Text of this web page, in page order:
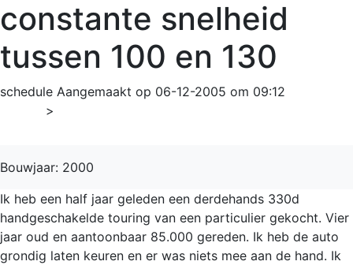
constante snelheid
tussen 100 en 130
schedule Aangemaakt op 06-12-2005 om 09:12
>
Bouwjaar: 2000
Ik heb een half jaar geleden een derdehands 330d
handgeschakelde touring van een particulier gekocht. Vier
jaar oud en aantoonbaar 85.000 gereden. Ik heb de auto
grondig laten keuren en er was niets mee aan de hand. Ik